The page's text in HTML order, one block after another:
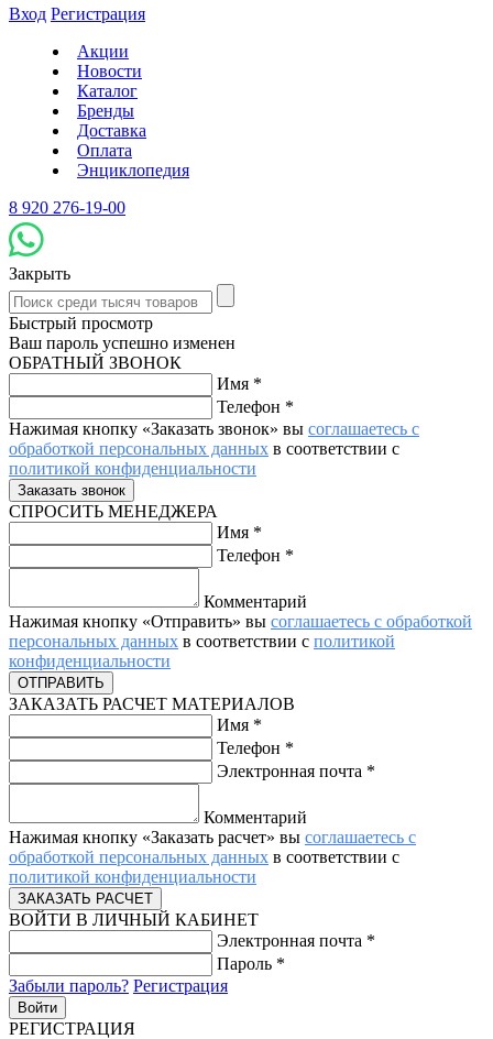
Вход Регистрация
Акции
Новости
Каталог
Бренды
Доставка
Оплата
Энциклопедия
8 920 276-19-00
Закрыть
Быстрый просмотр
Ваш пароль успешно изменен
ОБРАТНЫЙ ЗВОНОК
Имя *
Телефон *
Нажимая кнопку «Заказать звонок» вы соглашаетесь с
обработкой персональных данных в соответствии с
политикой конфиденциальности
СПРОСИТЬ МЕНЕДЖЕРА
Имя *
Телефон *
Комментарий
Нажимая кнопку «Отправить» вы соглашаетесь с обработкой
персональных данных в соответствии с политикой
конфиденциальности
ЗАКАЗАТЬ РАСЧЕТ МАТЕРИАЛОВ
Имя *
Телефон *
Электронная почта *
Комментарий
Нажимая кнопку «Заказать расчет» вы соглашаетесь с
обработкой персональных данных в соответствии с
политикой конфиденциальности
ВОЙТИ В ЛИЧНЫЙ КАБИНЕТ
Электронная почта *
Пароль *
Забыли пароль? Регистрация
РЕГИСТРАЦИЯ